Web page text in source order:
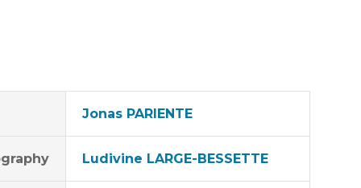
Jonas PARIENTE
Ludivine LARGE-BESSETTE